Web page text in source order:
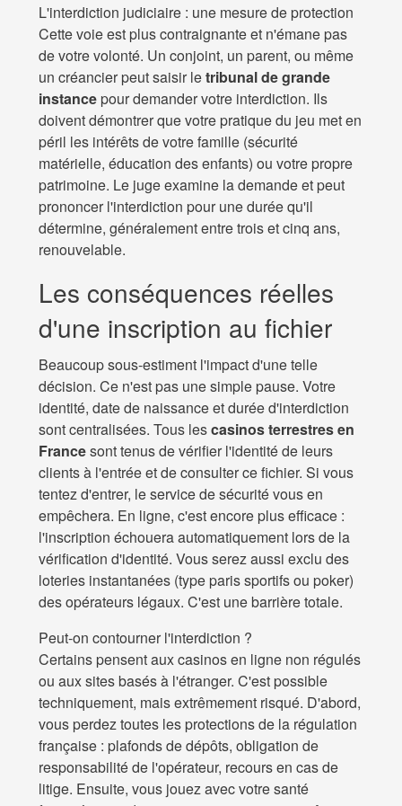
L'interdiction judiciaire : une mesure de protection
Cette voie est plus contraignante et n'émane pas
de votre volonté. Un conjoint, un parent, ou même
un créancier peut saisir letribunal de grande
instancepour demander votre interdiction. Ils
doivent démontrer que votre pratique du jeu met en
péril les intérêts de votre famille (sécurité
matérielle, éducation des enfants) ou votre propre
patrimoine. Le juge examine la demande et peut
prononcer l'interdiction pour une durée qu'il
détermine, généralement entre trois et cinq ans,
renouvelable.
Les conséquences réelles
d'une inscription au fichier
Beaucoup sous-estiment l'impact d'une telle
décision. Ce n'est pas une simple pause. Votre
identité, date de naissance et durée d'interdiction
sont centralisées. Tous lescasinos terrestres en
Francesont tenus de vérifier l'identité de leurs
clients à l'entrée et de consulter ce fichier. Si vous
tentez d'entrer, le service de sécurité vous en
empêchera. En ligne, c'est encore plus efficace :
l'inscription échouera automatiquement lors de la
vérification d'identité. Vous serez aussi exclu des
loteries instantanées (type paris sportifs ou poker)
des opérateurs légaux. C'est une barrière totale.
Peut-on contourner l'interdiction ?
Certains pensent aux casinos en ligne non régulés
ou aux sites basés à l'étranger. C'est possible
techniquement, mais extrêmement risqué. D'abord,
vous perdez toutes les protections de la régulation
française : plafonds de dépôts, obligation de
responsabilité de l'opérateur, recours en cas de
litige. Ensuite, vous jouez avec votre santé